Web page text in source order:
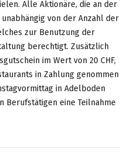
Alle Aktionäre, die an der
von der Anzahl der
zur Benutzung der
berechtigt. Zusätzlich
im Wert von 20 CHF,
in Zahlung genommen
in Adelboden
Berufstätigen eine Teilnahme